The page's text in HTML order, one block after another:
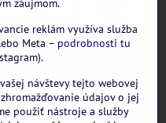
záujmom.
reklám využíva služba
Meta – podrobnosti tu
návštevy tejto webovej
údajov o jej
použiť nástroje a služby